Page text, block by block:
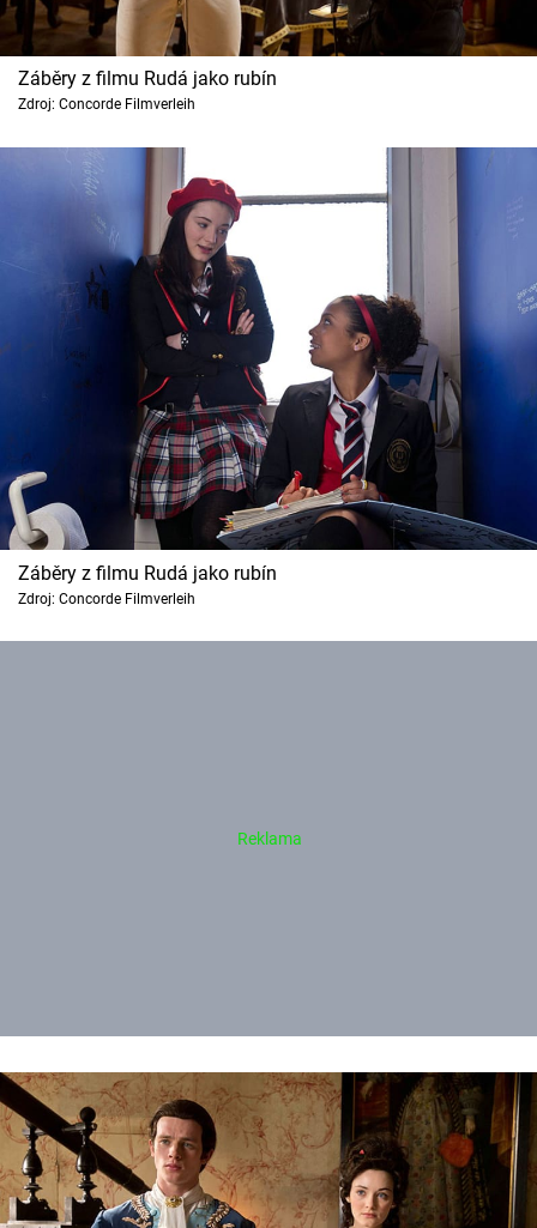
Záběry z filmu Rudá jako rubín
Zdroj: Concorde Filmverleih
Záběry z filmu Rudá jako rubín
Zdroj: Concorde Filmverleih